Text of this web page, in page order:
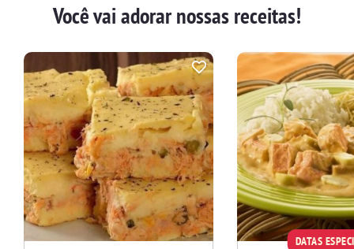
Você vai adorar nossas receitas!
DATAS